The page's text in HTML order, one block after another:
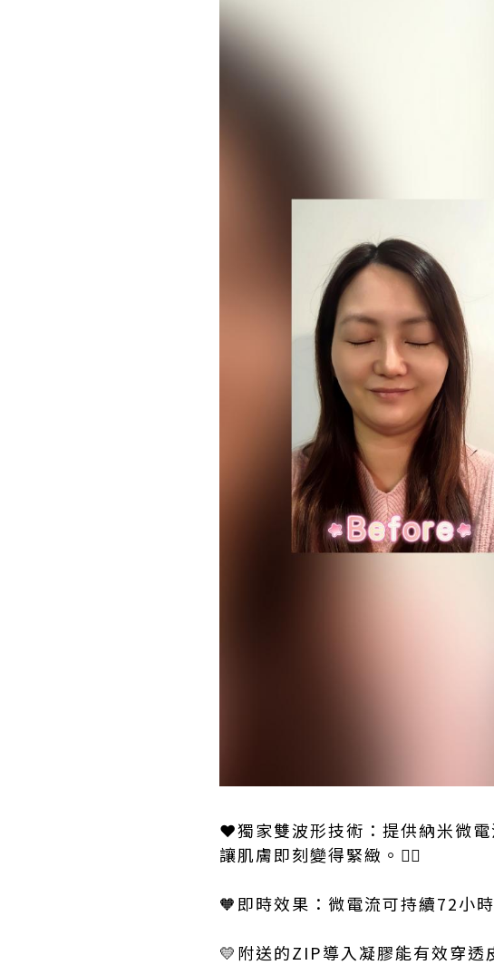
❤️獨家雙波形技術：提供納米微
讓肌膚即刻變得緊緻。💆‍♀️
🧡即時效果：微電流可持續72小
💛附送的ZIP導入凝膠能有效穿透